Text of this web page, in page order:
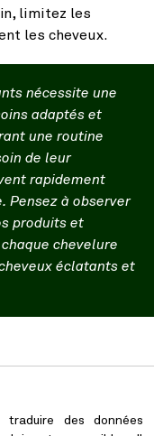
limitez les
les cheveux.
nécessite une
adaptés et
une routine
de leur
rapidement
Pensez à observer
produits et
chevelure
éclatants et
des données